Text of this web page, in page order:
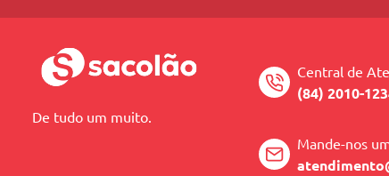
Peso Aproximado do Produto (kg): 0,320
De tudo um muito.
Central de
(84) 2010-
Mande-nos